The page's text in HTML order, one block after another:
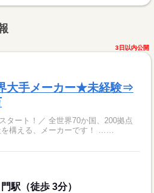
3日以内公開
大手メーカー★未経験⇒
70か国、200拠点
える、メーカーです！ ……
駅（徒歩 3分）